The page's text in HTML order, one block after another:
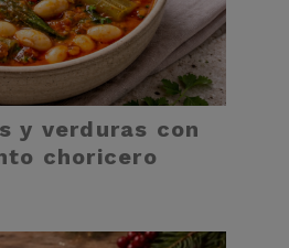
y verduras con
choricero